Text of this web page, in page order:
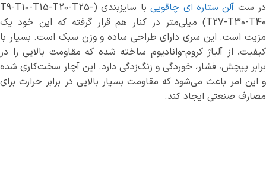
در ست آلن ستاره ای چاقویی
با سایزبندی (T9-T10-T15-T20-T25-
T27-T30-T40) میلی‌متر در کنار هم قرار گرفته که این خود یک
مزیت است. این سری دارای طراحی ساده و وزن سبک است. بسیار با
کیفیت، از آلیاژ کروم-وانادیوم ساخته شده که مقاومت بالایی را در
برابر پیچش، فشار، خوردگی و زنگ‌زدگی دارد. این آچار سخت‌کاری شده
و این امر باعث می‌شود که مقاومت بسیار بالایی در برابر حرارت برای
مصارف صنعتی ایجاد کند.